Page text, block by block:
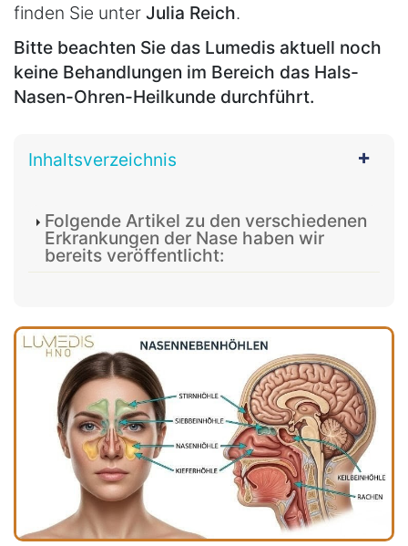
finden Sie unter Julia Reich.
Bitte beachten Sie das Lumedis aktuell noch
keine Behandlungen im Bereich das Hals-
Nasen-Ohren-Heilkunde durchführt.
Inhaltsverzeichnis
Folgende Artikel zu den verschiedenen
Erkrankungen der Nase haben wir
bereits veröffentlicht: